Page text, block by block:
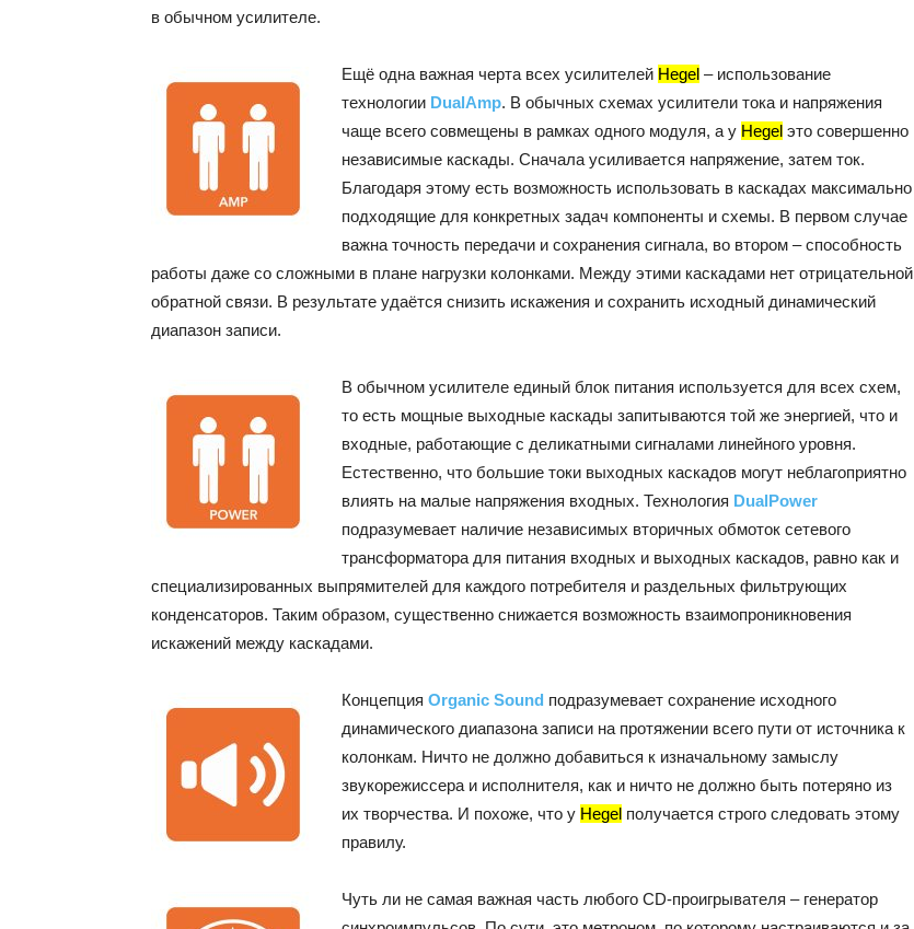
в обычном усилителе.
Ещё одна важная черта всех усилителей Hegel – использование
технологии DualAmp. В обычных схемах усилители тока и напряжения
чаще всего совмещены в рамках одного модуля, а у Hegel это совершенно
независимые каскады. Сначала усиливается напряжение, затем ток.
Благодаря этому есть возможность использовать в каскадах максимально
подходящие для конкретных задач компоненты и схемы. В первом случае
важна точность передачи и сохранения сигнала, во втором – способность
работы даже со сложными в плане нагрузки колонками. Между этими каскадами нет отрицательной
обратной связи. В результате удаётся снизить искажения и сохранить исходный динамический
диапазон записи.
В обычном усилителе единый блок питания используется для всех схем,
то есть мощные выходные каскады запитываются той же энергией, что и
входные, работающие с деликатными сигналами линейного уровня.
Естественно, что большие токи выходных каскадов могут неблагоприятно
влиять на малые напряжения входных. Технология DualPower
подразумевает наличие независимых вторичных обмоток сетевого
трансформатора для питания входных и выходных каскадов, равно как и
специализированных выпрямителей для каждого потребителя и раздельных фильтрующих
конденсаторов. Таким образом, существенно снижается возможность взаимопроникновения
искажений между каскадами.
Концепция Organic Sound подразумевает сохранение исходного
динамического диапазона записи на протяжении всего пути от источника к
колонкам. Ничто не должно добавиться к изначальному замыслу
звукорежиссера и исполнителя, как и ничто не должно быть потеряно из
их творчества. И похоже, что у Hegel получается строго следовать этому
правилу.
Чуть ли не самая важная часть любого CD-проигрывателя – генератор